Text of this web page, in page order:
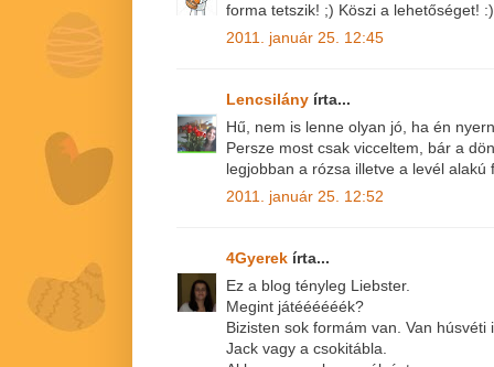
forma tetszik! ;) Köszi a lehetőséget! :)
2011. január 25. 12:45
Lencsilány írta...
Hű, nem is lenne olyan jó, ha én
Persze most csak vicceltem, bár a
legjobban a rózsa illetve a levél alakú
2011. január 25. 12:52
4Gyerek írta...
Ez a blog tényleg Liebster.
Megint játéééééék?
Bizisten sok formám van. Van
Jack vagy a csokitábla.